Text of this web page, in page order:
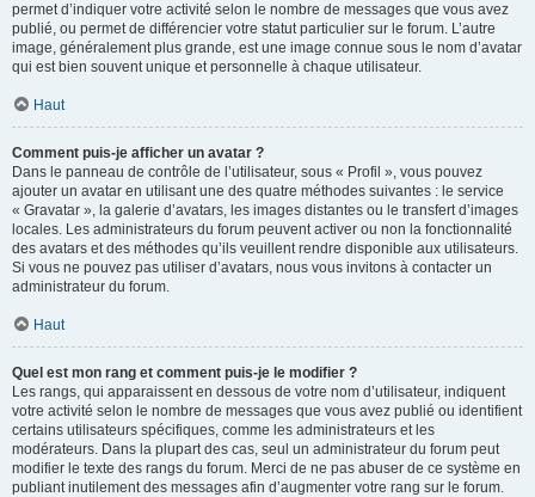
permet d’indiquer votre activité selon le nombre de messages que vous avez
publié, ou permet de différencier votre statut particulier sur le forum. L’autre
image, généralement plus grande, est une image connue sous le nom d’avatar
qui est bien souvent unique et personnelle à chaque utilisateur.
Haut
Comment puis-je afficher un avatar ?
Dans le panneau de contrôle de l’utilisateur, sous « Profil », vous pouvez
ajouter un avatar en utilisant une des quatre méthodes suivantes : le service
« Gravatar », la galerie d’avatars, les images distantes ou le transfert d’images
locales. Les administrateurs du forum peuvent activer ou non la fonctionnalité
des avatars et des méthodes qu’ils veuillent rendre disponible aux utilisateurs.
Si vous ne pouvez pas utiliser d’avatars, nous vous invitons à contacter un
administrateur du forum.
Haut
Quel est mon rang et comment puis-je le modifier ?
Les rangs, qui apparaissent en dessous de votre nom d’utilisateur, indiquent
votre activité selon le nombre de messages que vous avez publié ou identifient
certains utilisateurs spécifiques, comme les administrateurs et les
modérateurs. Dans la plupart des cas, seul un administrateur du forum peut
modifier le texte des rangs du forum. Merci de ne pas abuser de ce système en
publiant inutilement des messages afin d’augmenter votre rang sur le forum.